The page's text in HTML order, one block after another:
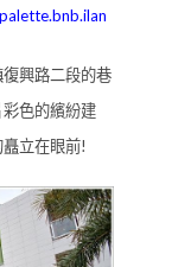
興路二段的巷
色的繽紛建
立在眼前!